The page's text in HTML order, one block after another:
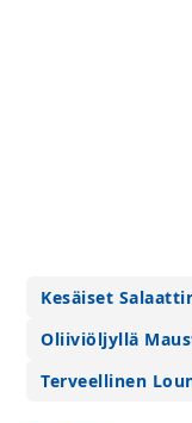
Kesäiset
Oliiviöljyllä
Terveellinen